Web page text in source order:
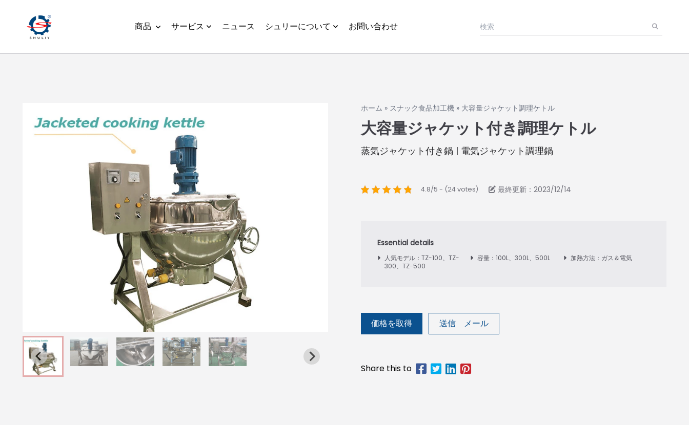
商品 サービス ニュース シュリーについて お問い合わせ
ホーム » スナック食品加工機 » 大容量ジャケット調理ケトル
大容量ジャケット付き調理ケトル
蒸気ジャケット付き鍋 | 電気ジャケット調理鍋
4.8/5 - (24 votes) 最終更新：2023/12/14
人気モデル：TZ-100、TZ-
300、TZ-500
容量：100L、300L、500L 加熱方法：ガス＆電気
価格を取得 送信 メール